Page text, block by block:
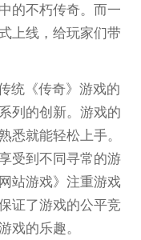
的不朽传奇。而一
上线，给玩家们带
统《传奇》游戏的
列的创新。游戏的
悉就能轻松上手。
受到不同寻常的游
站游戏》注重游戏
证了游戏的公平竞
戏的乐趣。